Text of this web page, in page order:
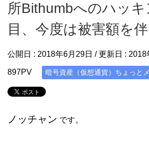
所Bithumbへのハッキ
目、今度は被害額を
公開日 : 2018年6月29日 / 更新日 : 2018
897PV 暗号資産（仮想通貨）ちょっとメ
ノッチャン です。